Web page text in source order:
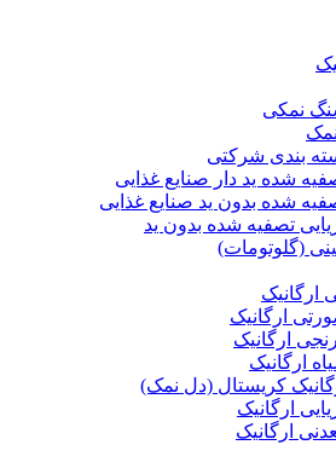
نمکی
بندی شرکتی
شده ید دار صنایع غذایی
شده بدون ید صنایع غذایی
تصفیه شده بدون ید
(گلوتومات)
ارگانیک
ارگانیک
ارگانیک
ارگانیک
کریستال (دل نمک)
ارگانیک
ارگانیک